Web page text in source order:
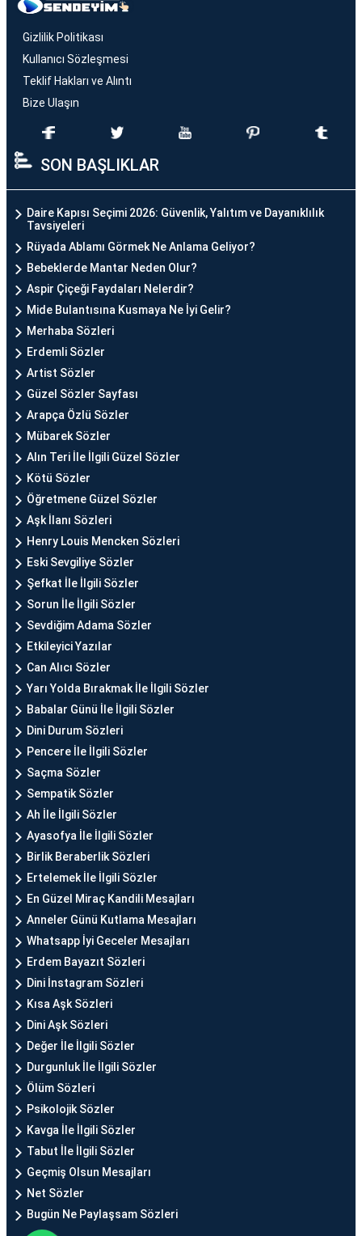
Gizlilik Politikası
Kullanıcı Sözleşmesi
Teklif Hakları ve Alıntı
Bize Ulaşın
SON BAŞLIKLAR
Daire Kapısı Seçimi 2026: Güvenlik, Yalıtım ve Dayanıklılık
Tavsiyeleri
Rüyada Ablamı Görmek Ne Anlama Geliyor?
Bebeklerde Mantar Neden Olur?
Aspir Çiçeği Faydaları Nelerdir?
Mide Bulantısına Kusmaya Ne İyi Gelir?
Merhaba Sözleri
Erdemli Sözler
Artist Sözler
Güzel Sözler Sayfası
Arapça Özlü Sözler
Mübarek Sözler
Alın Teri İle İlgili Güzel Sözler
Kötü Sözler
Öğretmene Güzel Sözler
Aşk İlanı Sözleri
Henry Louis Mencken Sözleri
Eski Sevgiliye Sözler
Şefkat İle İlgili Sözler
Sorun İle İlgili Sözler
Sevdiğim Adama Sözler
Etkileyici Yazılar
Can Alıcı Sözler
Yarı Yolda Bırakmak İle İlgili Sözler
Babalar Günü İle İlgili Sözler
Dini Durum Sözleri
Pencere İle İlgili Sözler
Saçma Sözler
Sempatik Sözler
Ah İle İlgili Sözler
Ayasofya İle İlgili Sözler
Birlik Beraberlik Sözleri
Ertelemek İle İlgili Sözler
En Güzel Miraç Kandili Mesajları
Anneler Günü Kutlama Mesajları
Whatsapp İyi Geceler Mesajları
Erdem Bayazıt Sözleri
Dini İnstagram Sözleri
Kısa Aşk Sözleri
Dini Aşk Sözleri
Değer İle İlgili Sözler
Durgunluk İle İlgili Sözler
Ölüm Sözleri
Psikolojik Sözler
Kavga İle İlgili Sözler
Tabut İle İlgili Sözler
Geçmiş Olsun Mesajları
Net Sözler
Bugün Ne Paylaşsam Sözleri